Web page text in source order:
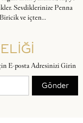
Sevdiklerinize Penna
ve içten...
E-posta Adresinizi Girin
Gönder